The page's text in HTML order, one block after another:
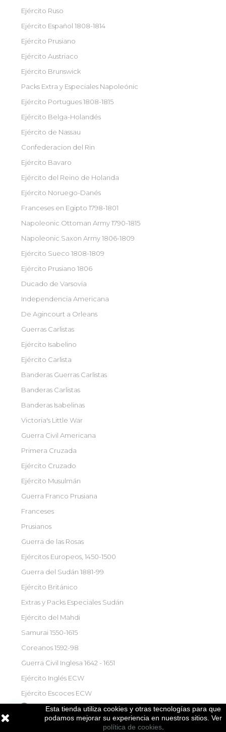
Ejército Ruso
Ejército Español 1808-1814
Ejército Prusiano
Ejército Austriaco
Ejército Brunswick
Packs Extra y Especiales Napoleónic
Ejército Portugues 1808-1815
Ejército Belga-Holandés
Ejército de Nassau
Confederacion del Rin
Ejército Bavaro
Ejército del Reino de Holanda
Ejército Noruego-Danés
Franceses en Egipto 1798-1801
Napoleonic Ottoman Army 1790-1815
Napoleonic Saxon Army 1806-1809
Ejército Sueco 1808-1809
Ejército Prusiano 1806
Ducado de Varsovia
Independencia Americana
De Agincourt a Orleans
Guerras Carlistas
Ejército Isabelino
Ejército Carlista
Banderas Guerras Carlistas
Banderas Carlistas
Banderas Isabelinas
Victoria's Little War
Guerra Civil Americana
Primera Cruzada
Ejército Cruzado
Ejército Musulmán
Guerra Franco Prusiana
Franceses
Prusianos
Guerra de las Rosas
Ejércitos Europeos, 1450-1500
Guerra del Sudán 1881-99
Ejército Británico
Extras y Packs Especiales Sudán
Ejército del Mahdi
Samurai 1550-1615
Coreanos 1592-98
Guerra Civil Inglesa 1642 - 1651
Ejército Inglés ECW
Ejército Escoces ECW
Segunda Guerra Mundial
Ejército Alemán WWII
Esta tienda utiliza cookies y otras tecnologías para que
podamos mejorar su experiencia en nuestros sitios. Ver
política de cookies.